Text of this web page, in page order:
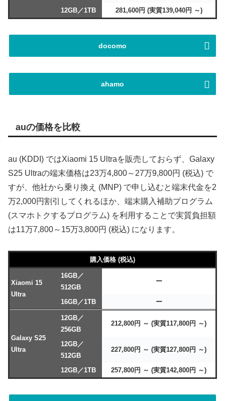
12GB／1TB 281,600円 (実質139,040円 ～)
docomo
ahamo
auの価格を比較
au (KDDI) ではXiaomi 15 Ultraを販売しておらず、Galaxy
S25 Ultraの端末価格は23万4,800～27万9,800円 (税込) で
すが、他社から乗り換え (MNP) で申し込むと端末代金を2
万2,000円割引してくれるほか、端末購入補助プログラム
(スマホトクするプログラム) を利用することで実質負担額
は11万7,800～15万3,800円 (税込) になります。
購入価格 (税込)
Xiaomi 15
Ultra
16GB／
512GB
ー
16GB／1TB ー
Galaxy S25
Ultra
12GB／
256GB
212,800円 ～ (実質117,800円 ～)
12GB／
512GB
227,800円 ～ (実質127,800円 ～)
12GB／1TB 257,800円 ～ (実質142,800円 ～)